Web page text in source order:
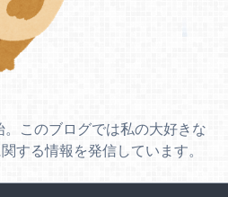
このブログでは私の大好きな
する情報を発信しています。